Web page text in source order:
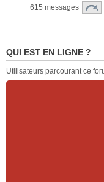
615 messages
QUI EST EN LIGNE ?
Utilisateurs parcourant ce